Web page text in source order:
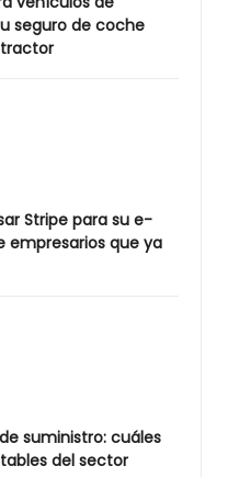
seguro de coche
Stripe para su e-
empresarios que ya
suministro: cuáles
del sector